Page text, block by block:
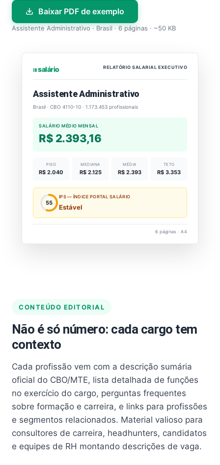
Baixar PDF de exemplo
Assistente Administrativo · Brasil · 6 páginas · ~50 KB
⏐⏐⏐ salário RELATÓRIO SALARIAL EXECUTIVO
Assistente Administrativo
Brasil · CBO 4110-10 · 1.173.453 profissionais
SALÁRIO MÉDIO MENSAL
R$ 2.393,16
PISO
R$ 2.040
MEDIANA
R$ 2.125
MÉDIA
R$ 2.393
TETO
R$ 3.353
55
IPS — ÍNDICE PORTAL SALÁRIO
Estável
6 páginas · A4
CONTEÚDO EDITORIAL
Não é só número: cada cargo tem
contexto
Cada profissão vem com a descrição sumária
oficial do CBO/MTE, lista detalhada de funções
no exercício do cargo, perguntas frequentes
sobre formação e carreira, e links para profissões
e segmentos relacionados. Material valioso para
consultores de carreira, headhunters, candidatos
e equipes de RH montando descrições de vaga.